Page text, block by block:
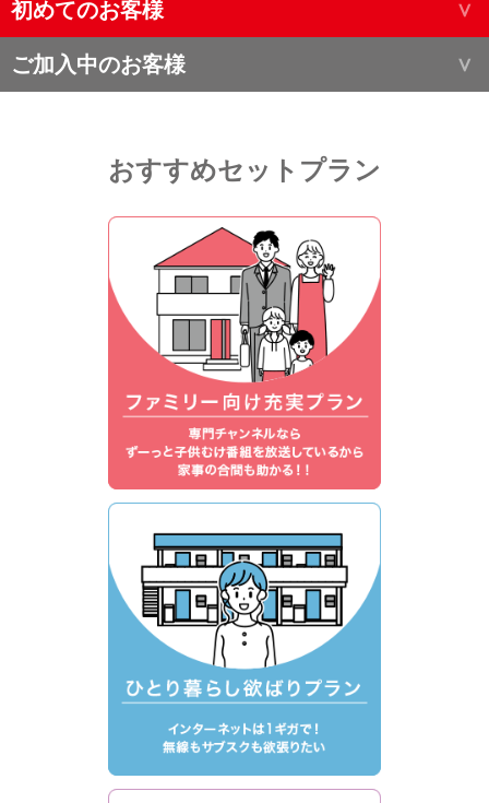
初めてのお客様
ご加入中のお客様
おすすめセットプラン